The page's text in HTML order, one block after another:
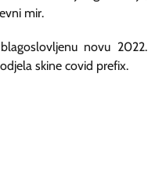
mir.
novu 2022.
skine covid prefix.